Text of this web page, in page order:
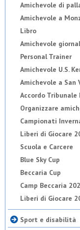
Amichevole di
Amichevole a
Libro
Amichevole
Personal Trainer
Amichevole U.S.
Amichevole a San
Accordo Tribunale
Organizzare
Campionati
Liberi di Giocare
Scuola e Carcere
Blue Sky Cup
Beccaria Cup
Camp Beccaria
Liberi di Giocare
Sport e disabilità